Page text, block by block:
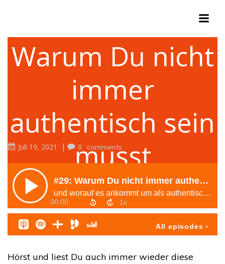
Warum Du nicht
immer
authentisch sein
musst
Juli 19, 2021 | 0 comments
Hörst und liest Du auch immer wieder diese